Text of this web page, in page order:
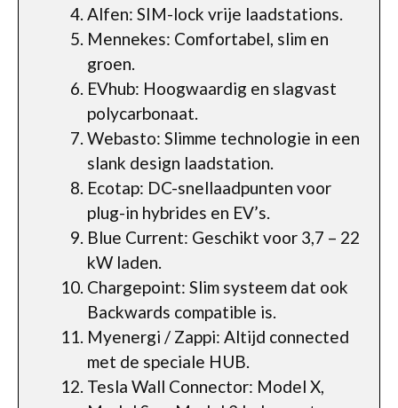
Alfen: SIM-lock vrije laadstations.
Mennekes: Comfortabel, slim en
groen.
EVhub: Hoogwaardig en slagvast
polycarbonaat.
Webasto: Slimme technologie in een
slank design laadstation.
Ecotap: DC-snellaadpunten voor
plug-in hybrides en EV’s.
Blue Current: Geschikt voor 3,7 – 22
kW laden.
Chargepoint: Slim systeem dat ook
Backwards compatible is.
Myenergi / Zappi: Altijd connected
met de speciale HUB.
Tesla Wall Connector: Model X,